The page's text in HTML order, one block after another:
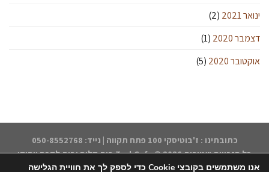
ינואר 2021
(2)
דצמבר 2020
(1)
אוקטובר 2020
(5)
כתובתינו : ז'בוטיסקי 100 פתח תקווה | נייד: 050-8552768
כל הזכויות שמורות 2026 ©
TsukCafe בית קליה ובית לקפה ייחודי
אנו משתמשים בקובצי Cookie כדי לספק לך את חוויית הגלישה